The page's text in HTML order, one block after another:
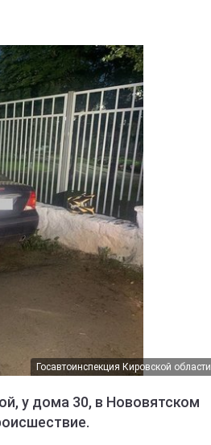
Госавтоинспекция Кировской области
у дома 30, в Нововятском